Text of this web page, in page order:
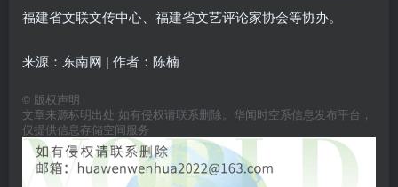
福建省文联文传中心、福建省文艺评论家协会等协办。
来源：东南网 | 作者：陈楠
© 版权声明
文章来源标明出处 如有侵权请联系删除。华闻时空系信息发布平台，
仅提供信息存储空间服务